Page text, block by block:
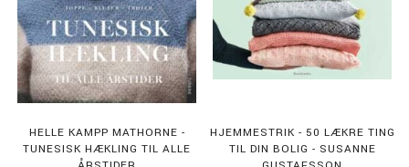
HELLE KAMPP MATHORNE -
TUNESISK HÆKLING TIL ALLE
HJEMMESTRIK - 50 LÆKRE TING
TIL DIN BOLIG - SUSANNE